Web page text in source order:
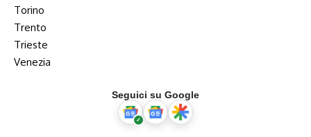
Torino
Trento
Trieste
Venezia
Seguici su Google